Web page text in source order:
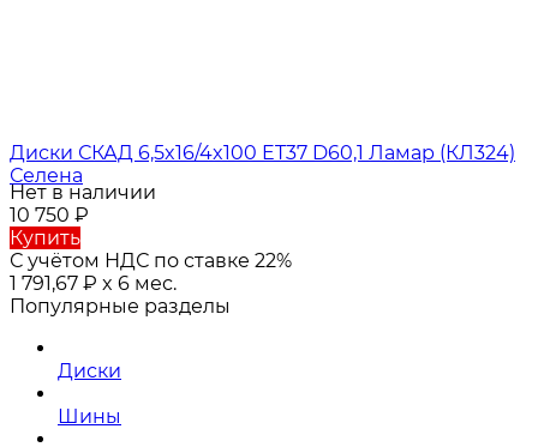
Диски СКАД 6,5x16/4x100 ET37 D60,1 Ламар (КЛ324)
Селена
Нет в наличии
10 750 ₽
Купить
С учётом НДС по ставке 22%
1 791,67 ₽ x 6 мес.
Популярные разделы
Диски
Шины